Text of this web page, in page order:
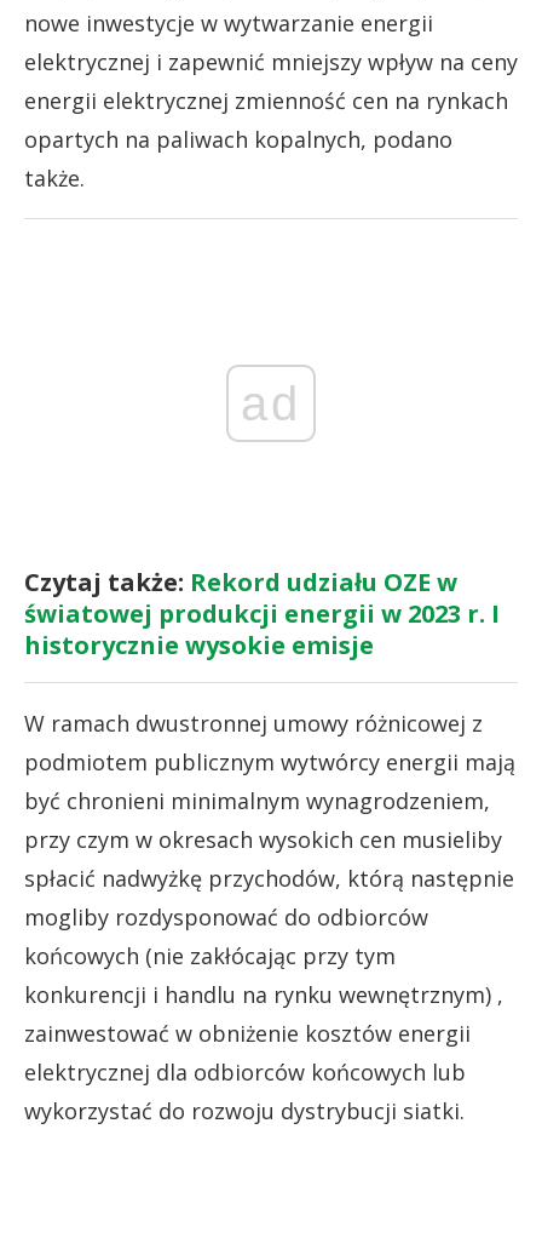
nowe inwestycje w wytwarzanie energii
elektrycznej i zapewnić mniejszy wpływ na ceny
energii elektrycznej zmienność cen na rynkach
opartych na paliwach kopalnych, podano
także.
ad
Czytaj także: Rekord udziału OZE w
światowej produkcji energii w 2023 r. I
historycznie wysokie emisje
W ramach dwustronnej umowy różnicowej z
podmiotem publicznym wytwórcy energii mają
być chronieni minimalnym wynagrodzeniem,
przy czym w okresach wysokich cen musieliby
spłacić nadwyżkę przychodów, którą następnie
mogliby rozdysponować do odbiorców
końcowych (nie zakłócając przy tym
konkurencji i handlu na rynku wewnętrznym) ,
zainwestować w obniżenie kosztów energii
elektrycznej dla odbiorców końcowych lub
wykorzystać do rozwoju dystrybucji siatki.